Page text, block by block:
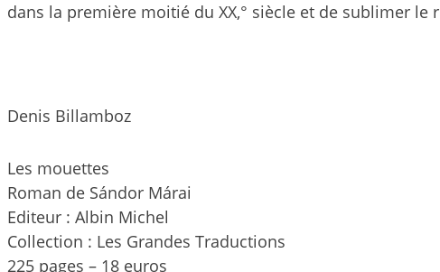
dans la première moitié du XX,° siècle et de sublimer
Denis Billamboz
Les mouettes
Roman de Sándor Márai
Editeur : Albin Michel
Collection : Les Grandes Traductions
225 pages – 18 euros